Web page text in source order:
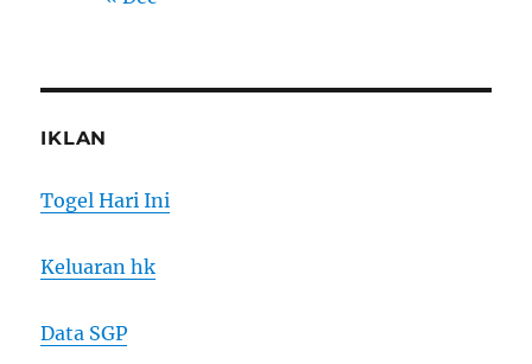
IKLAN
Togel Hari Ini
Keluaran hk
Data SGP